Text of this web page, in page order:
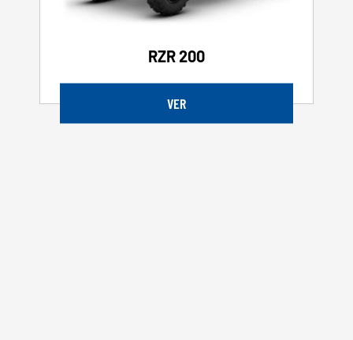
RZR 200
VER